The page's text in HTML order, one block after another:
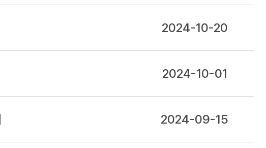
2024-10-20
2024-10-01
2024-09-15